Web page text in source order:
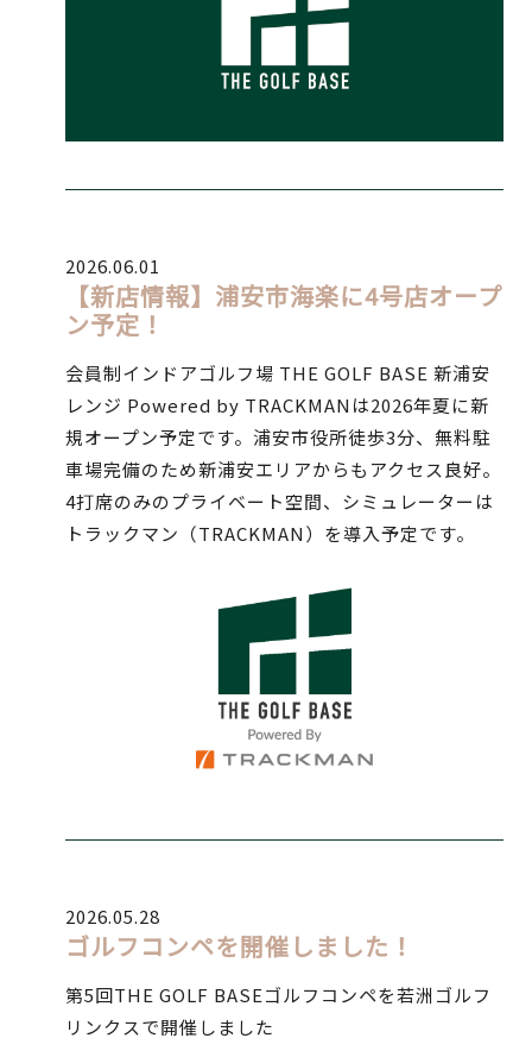
2026.06.01
【新店情報】浦安市海楽に4号店オープ
ン予定！
会員制インドアゴルフ場 THE GOLF BASE 新浦安
レンジ Powered by TRACKMANは2026年夏に新
規オープン予定です。浦安市役所徒歩3分、無料駐
車場完備のため新浦安エリアからもアクセス良好。
4打席のみのプライベート空間、シミュレーターは
トラックマン（TRACKMAN）を導入予定です。
2026.05.28
ゴルフコンペを開催しました！
第5回THE GOLF BASEゴルフコンペを若洲ゴルフ
リンクスで開催しました